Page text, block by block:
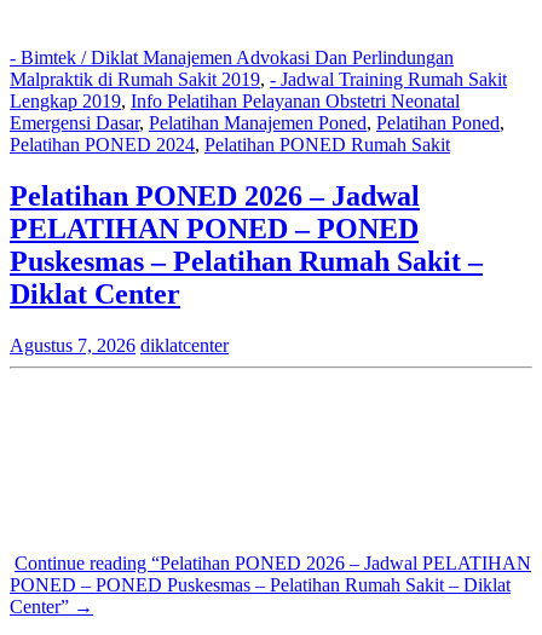
- Bimtek / Diklat Manajemen Advokasi Dan Perlindungan
Malpraktik di Rumah Sakit 2019, - Jadwal Training Rumah Sakit
Lengkap 2019, Info Pelatihan Pelayanan Obstetri Neonatal
Emergensi Dasar, Pelatihan Manajemen Poned, Pelatihan Poned,
Pelatihan PONED 2024, Pelatihan PONED Rumah Sakit
Pelatihan PONED 2026 – Jadwal
PELATIHAN PONED – PONED
Puskesmas – Pelatihan Rumah Sakit –
Diklat Center
Agustus 7, 2026 diklatcenter
Continue reading “Pelatihan PONED 2026 – Jadwal PELATIHAN
PONED – PONED Puskesmas – Pelatihan Rumah Sakit – Diklat
Center” →